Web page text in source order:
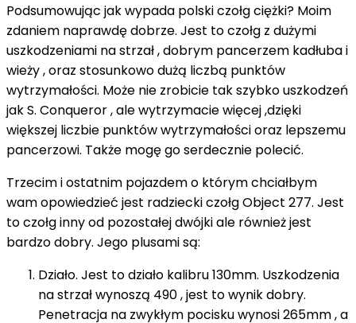
Podsumowując jak wypada polski czołg ciężki? Moim
zdaniem naprawdę dobrze. Jest to czołg z dużymi
uszkodzeniami na strzał , dobrym pancerzem kadłuba i
wieży , oraz stosunkowo dużą liczbą punktów
wytrzymałości. Może nie zrobicie tak szybko uszkodzeń
jak S. Conqueror , ale wytrzymacie więcej ,dzięki
większej liczbie punktów wytrzymałości oraz lepszemu
pancerzowi. Także mogę go serdecznie polecić.
Trzecim i ostatnim pojazdem o którym chciałbym
wam opowiedzieć jest radziecki czołg Object 277. Jest
to czołg inny od pozostałej dwójki ale również jest
bardzo dobry. Jego plusami są:
Działo. Jest to działo kalibru 130mm. Uszkodzenia
na strzał wynoszą 490 , jest to wynik dobry.
Penetracja na zwykłym pocisku wynosi 265mm , a